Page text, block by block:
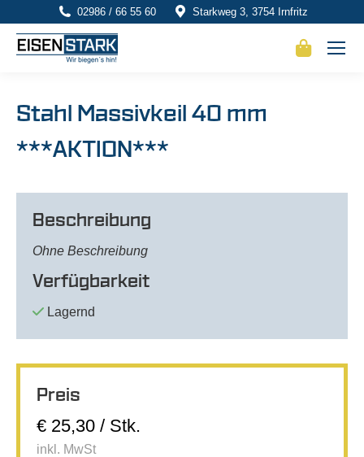
02986 / 66 55 60 Starkweg 3, 3754 Irnfritz
Stahl Massivkeil 40 mm
***AKTION***
Beschreibung
Ohne Beschreibung
Verfügbarkeit
Lagernd
Preis
€ 25,30 / Stk.
inkl. MwSt